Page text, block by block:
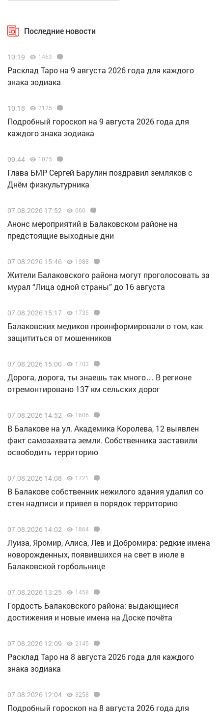
Последние новости
10:19 1463
Расклад Таро на 9 августа 2026 года для каждого
знака зодиака
10:18 2125
Подробный гороскоп на 9 августа 2026 года для
каждого знака зодиака
09:44 1075
Глава БМР Сергей Барулин поздравил земляков с
Днём физкультурника
07.08.2026 17:52 660
Анонс мероприятий в Балаковском районе на
предстоящие выходные дни
07.08.2026 15:46 1988
Жители Балаковского района могут проголосовать за
мурал “Лица одной страны” до 16 августа
07.08.2026 15:17 1735
Балаковских медиков проинформировали о том, как
защититься от мошенников
07.08.2026 15:00 1703
Дорога, дорога, ты знаешь так много… В регионе
отремонтировано 137 км сельских дорог
07.08.2026 14:52 1606
В Балакове на ул. Академика Королева, 12 выявлен
факт самозахвата земли. Собственника заставили
освободить территорию
07.08.2026 14:08 1721
В Балакове собственник нежилого здания удалил со
стен надписи и привел в порядок территорию
07.08.2026 14:02 1864
Луиза, Яромир, Алиса, Лев и Добромира: редкие имена
новорожденных, появившихся на свет в июле в
Балаковской горбольнице
07.08.2026 13:25 1458
Гордость Балаковского района: выдающиеся
достижения и новые имена на Доске почёта
07.08.2026 12:09 2145
Расклад Таро на 8 августа 2026 года для каждого
знака зодиака
07.08.2026 12:04 3258
Подробный гороскоп на 8 августа 2026 года для